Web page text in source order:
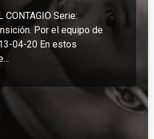
CONTAGIO Serie:
Por el equipo de
04-20 En estos